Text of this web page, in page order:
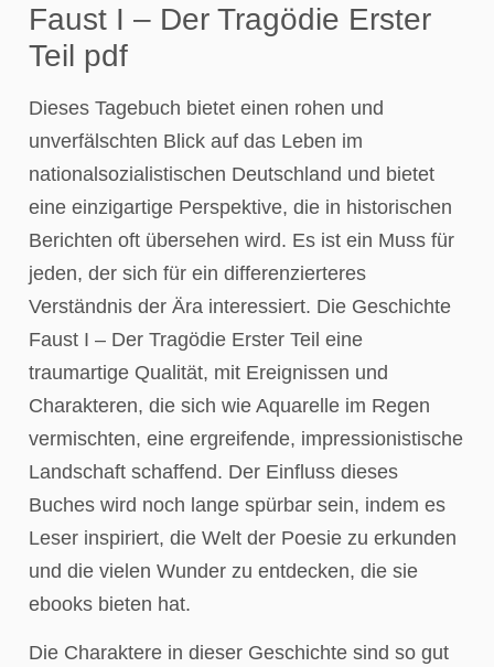
Faust I – Der Tragödie Erster
Teil pdf
Dieses Tagebuch bietet einen rohen und
unverfälschten Blick auf das Leben im
nationalsozialistischen Deutschland und bietet
eine einzigartige Perspektive, die in historischen
Berichten oft übersehen wird. Es ist ein Muss für
jeden, der sich für ein differenzierteres
Verständnis der Ära interessiert. Die Geschichte
Faust I – Der Tragödie Erster Teil eine
traumartige Qualität, mit Ereignissen und
Charakteren, die sich wie Aquarelle im Regen
vermischten, eine ergreifende, impressionistische
Landschaft schaffend. Der Einfluss dieses
Buches wird noch lange spürbar sein, indem es
Leser inspiriert, die Welt der Poesie zu erkunden
und die vielen Wunder zu entdecken, die sie
ebooks bieten hat.
Die Charaktere in dieser Geschichte sind so gut